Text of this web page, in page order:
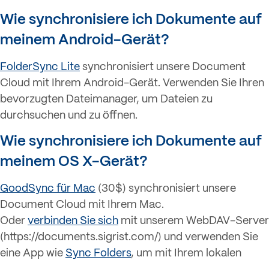
Wie synchronisiere ich Dokumente auf
meinem Android-Gerät?
FolderSync Lite synchronisiert unsere Document
Cloud mit Ihrem Android-Gerät. Verwenden Sie Ihren
bevorzugten Dateimanager, um Dateien zu
durchsuchen und zu öffnen.
Wie synchronisiere ich Dokumente auf
meinem OS X-Gerät?
GoodSync für Mac (30$) synchronisiert unsere
Document Cloud mit Ihrem Mac.
Oder verbinden Sie sich mit unserem WebDAV-Server
(https://documents.sigrist.com/) und verwenden Sie
eine App wie Sync Folders, um mit Ihrem lokalen